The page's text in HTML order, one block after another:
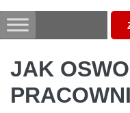
JAK